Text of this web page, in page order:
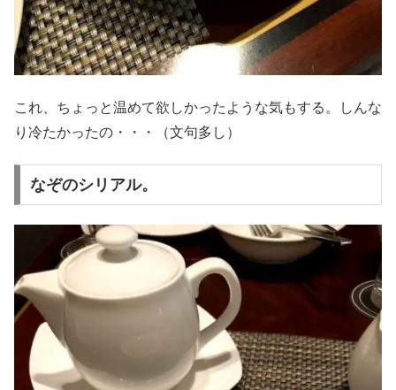
これ、ちょっと温めて欲しかったような気もする。しんな
り冷たかったの・・・（文句多し）
なぞのシリアル。